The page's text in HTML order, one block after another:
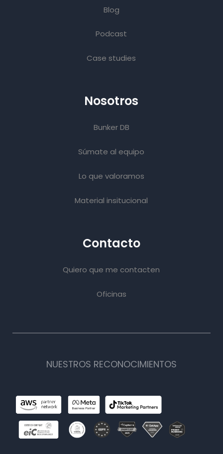
Blog
Podcast
Case studies
Nosotros
Bunker DB
Súmate al equipo
Lo que valoramos
Material insitucional
Contacto
Quiero que me contacten
Oficinas
NUESTROS RECONOCIMIENTOS